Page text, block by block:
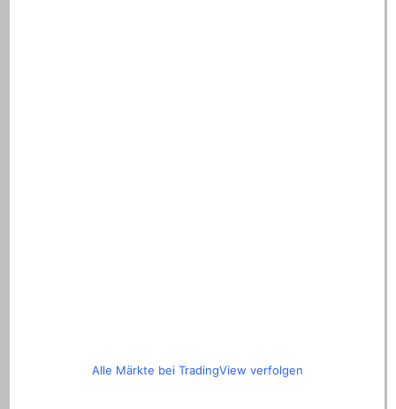
Alle Märkte bei TradingView verfolgen